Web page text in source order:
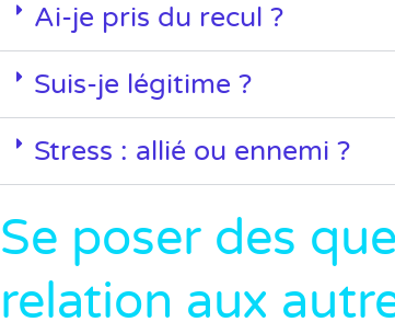
Ai-je pris du recul ?
Suis-je légitime ?
Stress : allié ou ennemi ?
Se poser des
relation aux